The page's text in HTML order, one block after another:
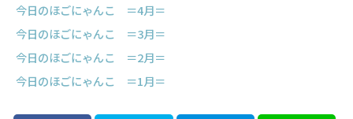
今日のほごにゃんこ ＝4月＝
今日のほごにゃんこ ＝3月＝
今日のほごにゃんこ ＝2月＝
今日のほごにゃんこ ＝1月＝